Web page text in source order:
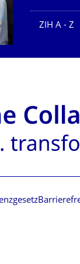
ZIH A - Z